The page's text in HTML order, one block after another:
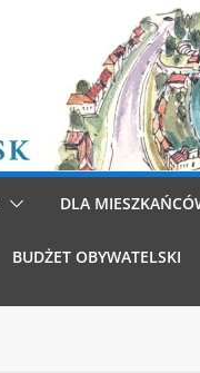
DLA
BUDŻET OBYWATELSKI